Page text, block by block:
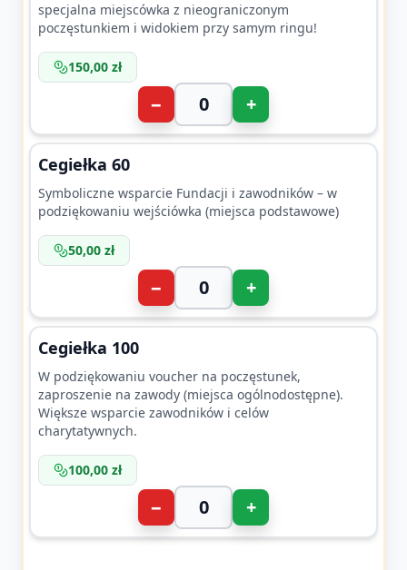
specjalna miejscówka z nieograniczonym
poczęstunkiem i widokiem przy samym ringu!
150,00 zł
− +
Cegiełka 60
Symboliczne wsparcie Fundacji i zawodników – w
podziękowaniu wejściówka (miejsca podstawowe)
50,00 zł
− +
Cegiełka 100
W podziękowaniu voucher na poczęstunek,
zaproszenie na zawody (miejsca ogólnodostępne).
Większe wsparcie zawodników i celów
charytatywnych.
100,00 zł
− +